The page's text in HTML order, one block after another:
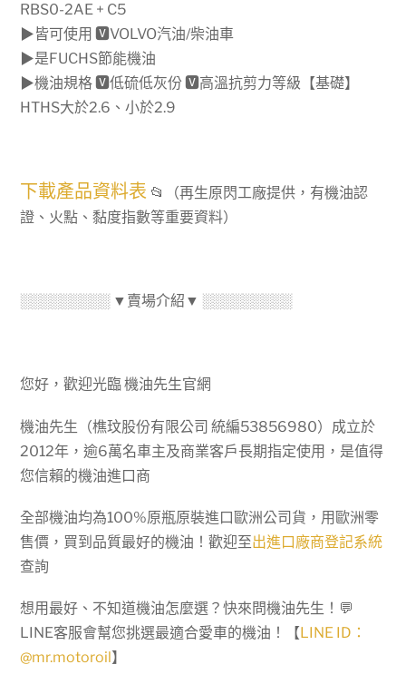
FUCHS
TITAN
GT1
PRO
V
RBS0-
2AE+C5
數
RBS0-2AE + C5
▶皆可使用 🆅VOLVO汽油/柴油車
▶是FUCHS節能機油
▶機油規格 🆅低硫低灰份 🆅高溫抗剪力等級【基礎】
HTHS大於2.6、小於2.9
下載產品資料表 📂（再生原閃工廠提供，有機油認
證、火點、黏度指數等重要資料）
░░░░░░░░░ ▼賣場介紹▼ ░░░░░░░░░
您好，歡迎光臨 機油先生官網
機油先生（樵玟股份有限公司 統編53856980）成立於
2012年，逾6萬名車主及商業客戶長期指定使用，是值得
您信賴的機油進口商
全部機油均為100%原瓶原裝進口歐洲公司貨，用歐洲零
售價，買到品質最好的機油！歡迎至出進口廠商登記系統
查詢
想用最好、不知道機油怎麼選？快來問機油先生！💬
LINE客服會幫您挑選最適合愛車的機油！【LINE ID：
@mr.motoroil】